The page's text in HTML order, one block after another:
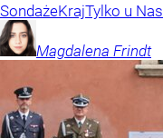
SondażeKrajTylko u Nas
Magdalena Frindt